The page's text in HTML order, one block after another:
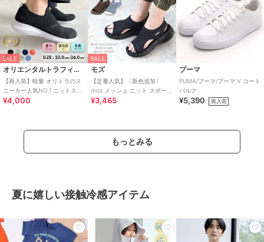
SALE
オリエンタルトラフィック
【再入荷】軽量 オリトラのス
ニーカー人気NO.1 ニットスニ
ーカー スリッポン /3709
¥4,000
SALE
モズ
【定番人気】〔新色追加〕
moz メッシュ ニット スポーツ
サンダル
¥3,465
プーマ
PUMA/プーマ/プーマ V コート
バルク
¥5,390 再入荷
もっとみる
夏に嬉しい接触冷感アイテム